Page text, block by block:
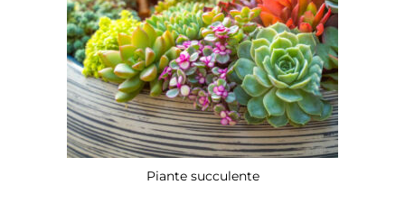
Piante succulente